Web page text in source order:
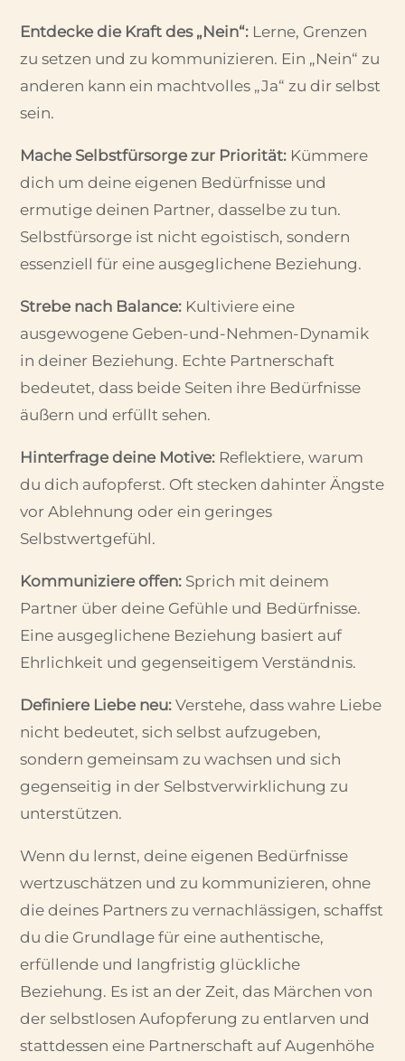
Entdecke die Kraft des „Nein“: Lerne, Grenzen
zu setzen und zu kommunizieren. Ein „Nein“ zu
anderen kann ein machtvolles „Ja“ zu dir selbst
sein.
Mache Selbstfürsorge zur Priorität: Kümmere
dich um deine eigenen Bedürfnisse und
ermutige deinen Partner, dasselbe zu tun.
Selbstfürsorge ist nicht egoistisch, sondern
essenziell für eine ausgeglichene Beziehung.
Strebe nach Balance: Kultiviere eine
ausgewogene Geben-und-Nehmen-Dynamik
in deiner Beziehung. Echte Partnerschaft
bedeutet, dass beide Seiten ihre Bedürfnisse
äußern und erfüllt sehen.
Hinterfrage deine Motive: Reflektiere, warum
du dich aufopferst. Oft stecken dahinter Ängste
vor Ablehnung oder ein geringes
Selbstwertgefühl.
Kommuniziere offen: Sprich mit deinem
Partner über deine Gefühle und Bedürfnisse.
Eine ausgeglichene Beziehung basiert auf
Ehrlichkeit und gegenseitigem Verständnis.
Definiere Liebe neu: Verstehe, dass wahre Liebe
nicht bedeutet, sich selbst aufzugeben,
sondern gemeinsam zu wachsen und sich
gegenseitig in der Selbstverwirklichung zu
unterstützen.
Wenn du lernst, deine eigenen Bedürfnisse
wertzuschätzen und zu kommunizieren, ohne
die deines Partners zu vernachlässigen, schaffst
du die Grundlage für eine authentische,
erfüllende und langfristig glückliche
Beziehung. Es ist an der Zeit, das Märchen von
der selbstlosen Aufopferung zu entlarven und
stattdessen eine Partnerschaft auf Augenhöhe